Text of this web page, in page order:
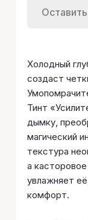
Холодный
создаст
Тинт
дымку,
магический
текстура
а
увлажняет
комфорт.